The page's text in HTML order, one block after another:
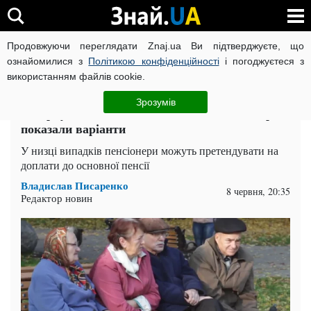
Продовжуючи переглядати Znaj.ua Ви підтверджуєте, що
ознайомилися з Політикою конфіденційностіі погоджуєтеся з
використанням файлів cookie.
Зрозумів
ВІЙНА РОСІЇ ПРОТИ УКРАЇНИ КОРОНАВІРУС В УКРАЇНІ
ЧИТАТЬ НА РУССКОМ
Мізерну пенсію можна збільшити: пенсіонерам
показали варіанти
У низці випадків пенсіонери можуть претендувати на
доплати до основної пенсії
Владислав Писаренко
Редактор новин 8 червня, 20:35